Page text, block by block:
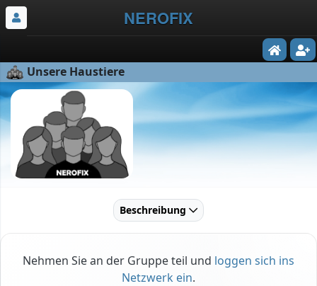
NEROFIX
Unsere Haustiere
Beschreibung
Nehmen Sie an der Gruppe teil und loggen sich ins
Netzwerk ein.